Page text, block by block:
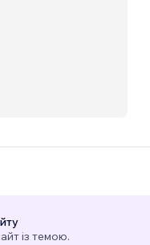
із темою.